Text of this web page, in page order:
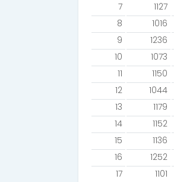
7
1127
8
1016
9
1236
10
1073
11
1150
12
1044
13
1179
14
1152
15
1136
16
1252
17
1101